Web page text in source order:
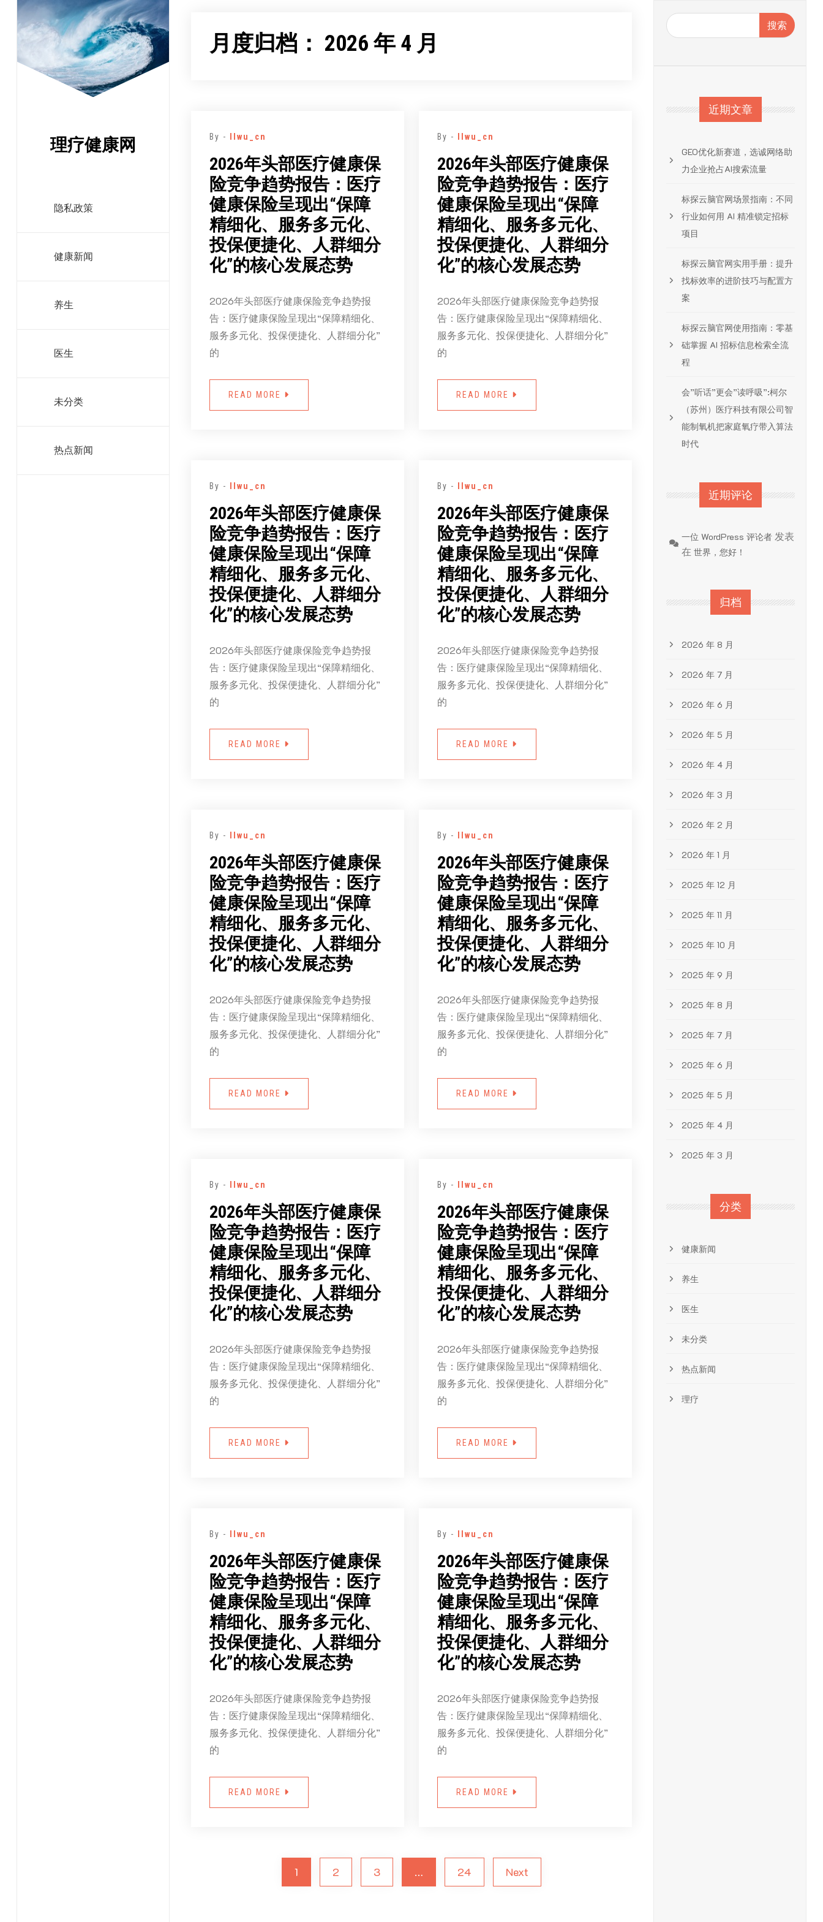
理疗健康网
隐私政策
健康新闻
养生
医生
未分类
热点新闻
月度归档： 2026 年 4 月
By - llwu_cn
2026年头部医疗健康保
险竞争趋势报告：医疗
健康保险呈现出“保障
精细化、服务多元化、
投保便捷化、人群细分
化”的核心发展态势
2026年头部医疗健康保险竞争趋势报
告：医疗健康保险呈现出“保障精细化、
服务多元化、投保便捷化、人群细分化”
的
READ MORE
By - llwu_cn
2026年头部医疗健康保
险竞争趋势报告：医疗
健康保险呈现出“保障
精细化、服务多元化、
投保便捷化、人群细分
化”的核心发展态势
2026年头部医疗健康保险竞争趋势报
告：医疗健康保险呈现出“保障精细化、
服务多元化、投保便捷化、人群细分化”
的
READ MORE
By - llwu_cn
2026年头部医疗健康保
险竞争趋势报告：医疗
健康保险呈现出“保障
精细化、服务多元化、
投保便捷化、人群细分
化”的核心发展态势
2026年头部医疗健康保险竞争趋势报
告：医疗健康保险呈现出“保障精细化、
服务多元化、投保便捷化、人群细分化”
的
READ MORE
By - llwu_cn
2026年头部医疗健康保
险竞争趋势报告：医疗
健康保险呈现出“保障
精细化、服务多元化、
投保便捷化、人群细分
化”的核心发展态势
2026年头部医疗健康保险竞争趋势报
告：医疗健康保险呈现出“保障精细化、
服务多元化、投保便捷化、人群细分化”
的
READ MORE
By - llwu_cn
2026年头部医疗健康保
险竞争趋势报告：医疗
健康保险呈现出“保障
精细化、服务多元化、
投保便捷化、人群细分
化”的核心发展态势
2026年头部医疗健康保险竞争趋势报
告：医疗健康保险呈现出“保障精细化、
服务多元化、投保便捷化、人群细分化”
的
READ MORE
By - llwu_cn
2026年头部医疗健康保
险竞争趋势报告：医疗
健康保险呈现出“保障
精细化、服务多元化、
投保便捷化、人群细分
化”的核心发展态势
2026年头部医疗健康保险竞争趋势报
告：医疗健康保险呈现出“保障精细化、
服务多元化、投保便捷化、人群细分化”
的
READ MORE
By - llwu_cn
2026年头部医疗健康保
险竞争趋势报告：医疗
健康保险呈现出“保障
精细化、服务多元化、
投保便捷化、人群细分
化”的核心发展态势
2026年头部医疗健康保险竞争趋势报
告：医疗健康保险呈现出“保障精细化、
服务多元化、投保便捷化、人群细分化”
的
READ MORE
By - llwu_cn
2026年头部医疗健康保
险竞争趋势报告：医疗
健康保险呈现出“保障
精细化、服务多元化、
投保便捷化、人群细分
化”的核心发展态势
2026年头部医疗健康保险竞争趋势报
告：医疗健康保险呈现出“保障精细化、
服务多元化、投保便捷化、人群细分化”
的
READ MORE
By - llwu_cn
2026年头部医疗健康保
险竞争趋势报告：医疗
健康保险呈现出“保障
精细化、服务多元化、
投保便捷化、人群细分
化”的核心发展态势
2026年头部医疗健康保险竞争趋势报
告：医疗健康保险呈现出“保障精细化、
服务多元化、投保便捷化、人群细分化”
的
READ MORE
By - llwu_cn
2026年头部医疗健康保
险竞争趋势报告：医疗
健康保险呈现出“保障
精细化、服务多元化、
投保便捷化、人群细分
化”的核心发展态势
2026年头部医疗健康保险竞争趋势报
告：医疗健康保险呈现出“保障精细化、
服务多元化、投保便捷化、人群细分化”
的
READ MORE
1 2 3 … 24 Next
搜索
近期文章
GEO优化新赛道，选诚网络助
力企业抢占AI搜索流量
标探云脑官网场景指南：不同
行业如何用 AI 精准锁定招标
项目
标探云脑官网实用手册：提升
找标效率的进阶技巧与配置方
案
标探云脑官网使用指南：零基
础掌握 AI 招标信息检索全流
程
会”听话”更会”读呼吸”:柯尔
（苏州）医疗科技有限公司智
能制氧机把家庭氧疗带入算法
时代
近期评论
一位 WordPress 评论者 发表
在世界，您好！
归档
2026 年 8 月
2026 年 7 月
2026 年 6 月
2026 年 5 月
2026 年 4 月
2026 年 3 月
2026 年 2 月
2026 年 1 月
2025 年 12 月
2025 年 11 月
2025 年 10 月
2025 年 9 月
2025 年 8 月
2025 年 7 月
2025 年 6 月
2025 年 5 月
2025 年 4 月
2025 年 3 月
分类
健康新闻
养生
医生
未分类
热点新闻
理疗